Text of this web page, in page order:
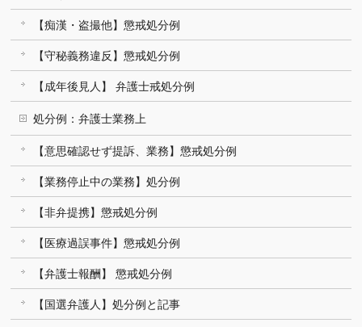
【痴漢・盗撮他】懲戒処分例
【守秘義務違反】懲戒処分例
【成年後見人】 弁護士戒処分例
処分例：弁護士業務上
【意思確認せず提訴、業務】懲戒処分例
【業務停止中の業務】処分例
【非弁提携】懲戒処分例
【医療過誤事件】懲戒処分例
【弁護士報酬】 懲戒処分例
【国選弁護人】処分例と記事